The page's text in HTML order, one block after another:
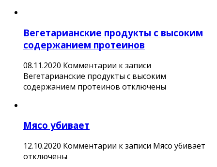
Вегетарианские продукты с высоким
содержанием протеинов
08.11.2020 Комментарии к записи
Вегетарианские продукты с высоким
содержанием протеинов отключены
Мясо убивает
12.10.2020 Комментарии к записи Мясо убивает
отключены